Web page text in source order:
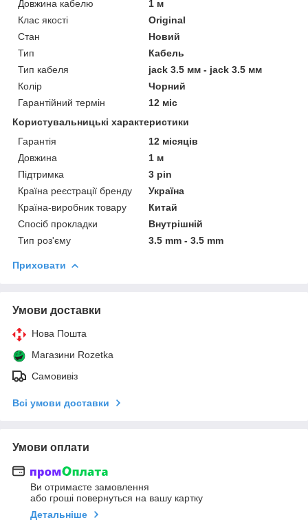
Довжина кабелю
1 м
Клас якості
Original
Стан
Новий
Тип
Кабель
Тип кабеля
jack 3.5 мм - jack 3.5 мм
Колір
Чорний
Гарантійний термін
12 міс
Користувальницькі характеристики
Гарантія
12 місяців
Довжина
1 м
Підтримка
3 pin
Країна реєстрації бренду
Україна
Країна-виробник товару
Китай
Спосіб прокладки
Внутрішній
Тип роз'єму
3.5 mm - 3.5 mm
Приховати
Умови доставки
Нова Пошта
Магазини Rozetka
Самовивіз
Всі умови доставки
Умови оплати
Ви отримаєте замовлення
або гроші повернуться на вашу картку
Детальніше